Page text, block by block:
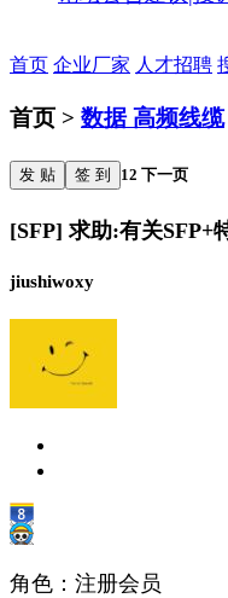
首页 企业厂家 人才招聘
首页 > 数据 高频线缆
发 贴 签 到 12 下一页
[SFP] 求助:有关SFP+
jiushiwoxy
角色：注册会员